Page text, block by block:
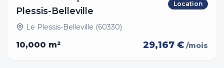
Plessis-Belleville
Location
Le Plessis-Belleville (60330)
10,000 m² 29,167 € /mois